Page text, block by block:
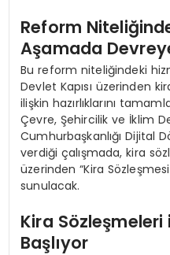
Reform
Aşamada
Bu reform niteliğindeki
Devlet Kapısı üzerinden
ilişkin hazırlıklarını
Çevre, Şehircilik ve İklim
Cumhurbaşkanlığı Dijital
verdiği çalışmada, kira
üzerinden “Kira
sunulacak.
Kira Sözleşmeleri
Başlıyor